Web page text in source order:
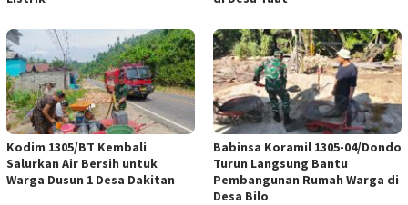
Kodim 1305/BT Kembali
Salurkan Air Bersih untuk
Warga Dusun 1 Desa Dakitan
Babinsa Koramil 1305-04/Dondo
Turun Langsung Bantu
Pembangunan Rumah Warga di
Desa Bilo